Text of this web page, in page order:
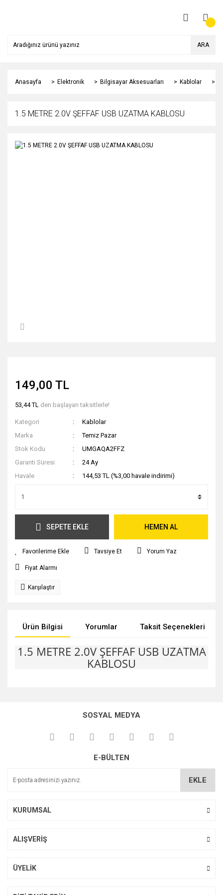
ARA
Anasayfa Elektronik Bilgisayar Aksesuarları Kablolar
1.5 METRE 2.0V ŞEFFAF USB UZATMA KABLOSU
149,00 TL
53,44 TL den başlayan taksitlerle!
Kategori
Kablolar
Marka
Temiz Pazar
Stok Kodu
UMGAQA2FFZ
Garanti Süresi
24 Ay
Havale
144,53 TL (%3,00 havale indirimi)
SEPETE EKLE HEMEN AL
Tavsiye Et Yorum Yaz
Fiyat Alarmı
Karşılaştır
Ürün Bilgisi Yorumlar Taksit Seçenekleri
1.5 METRE 2.0V ŞEFFAF USB UZATMA
KABLOSU
kullanarak tarafımıza iletebilirsiniz.
Görüş ve önerileriniz için teşekkür ederiz.
Ürün açıklamasında eksik bilgiler bulunuyor.
SOSYAL MEDYA
E-BÜLTEN
EKLE
KURUMSAL
ALIŞVERİŞ
ÜYELİK